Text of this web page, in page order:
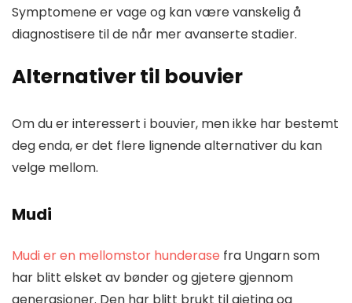
Symptomene er vage og kan være vanskelig å
diagnostisere til de når mer avanserte stadier.
Alternativer til bouvier
Om du er interessert i bouvier, men ikke har bestemt
deg enda, er det flere lignende alternativer du kan
velge mellom.
Mudi
Mudi er en mellomstor hunderase fra Ungarn som
har blitt elsket av bønder og gjetere gjennom